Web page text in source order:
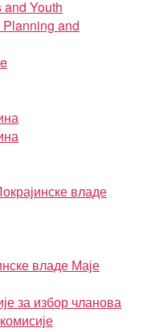
Youth
and
владе
владе Маје
за избор чланова